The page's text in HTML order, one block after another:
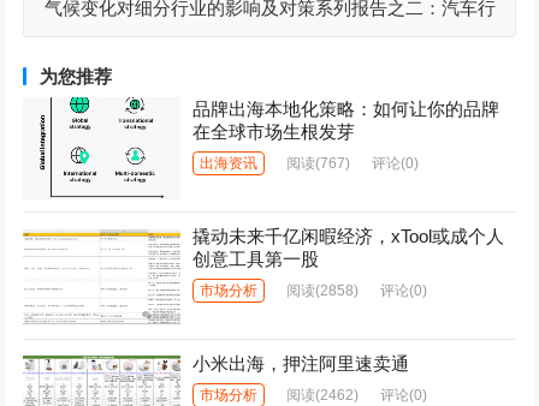
气候变化对细分行业的影响及对策系列报告之二：汽车行
为您推荐
品牌出海本地化策略：如何让你的品牌
在全球市场生根发芽
出海资讯 阅读(767) 评论(0)
撬动未来千亿闲暇经济，xTool或成个人
创意工具第一股
市场分析 阅读(2858) 评论(0)
小米出海，押注阿里速卖通
市场分析 阅读(2462) 评论(0)